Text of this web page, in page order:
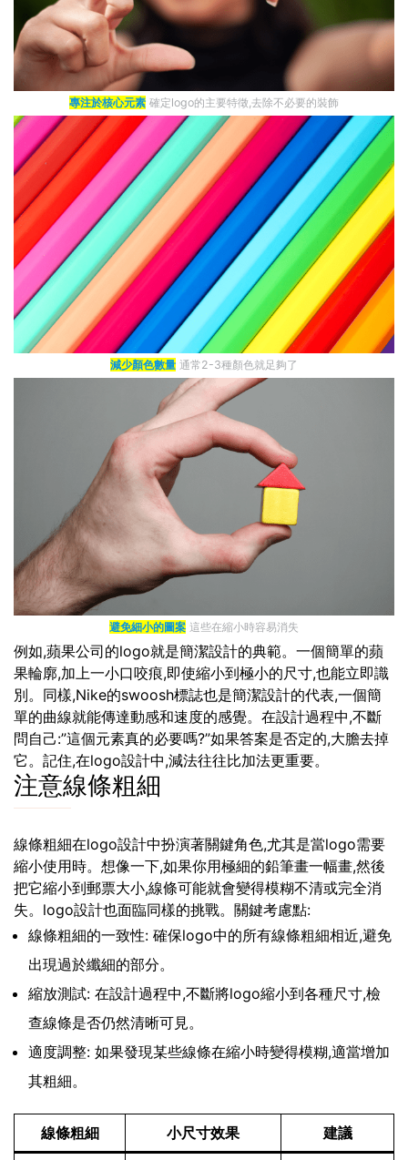
專注於核心元素 確定logo的主要特徵,去除不必要的裝飾
減少顏色數量 通常2-3種顏色就足夠了
避免細小的圖案 這些在縮小時容易消失
例如,蘋果公司的logo就是簡潔設計的典範。一個簡單的蘋
果輪廓,加上一小口咬痕,即使縮小到極小的尺寸,也能立即識
別。同樣,Nike的swoosh標誌也是簡潔設計的代表,一個簡
單的曲線就能傳達動感和速度的感覺。在設計過程中,不斷
問自己:”這個元素真的必要嗎?”如果答案是否定的,大膽去掉
它。記住,在logo設計中,減法往往比加法更重要。
注意線條粗細
線條粗細在logo設計中扮演著關鍵角色,尤其是當logo需要
縮小使用時。想像一下,如果你用極細的鉛筆畫一幅畫,然後
把它縮小到郵票大小,線條可能就會變得模糊不清或完全消
失。logo設計也面臨同樣的挑戰。關鍵考慮點:
線條粗細的一致性: 確保logo中的所有線條粗細相近,避免
出現過於纖細的部分。
縮放測試: 在設計過程中,不斷將logo縮小到各種尺寸,檢
查線條是否仍然清晰可見。
適度調整: 如果發現某些線條在縮小時變得模糊,適當增加
其粗細。
線條粗細 小尺寸效果 建議